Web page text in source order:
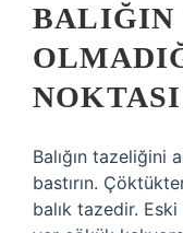
BALIĞIN
Balığın tazeliğini
bastırın.
balık tazedir.